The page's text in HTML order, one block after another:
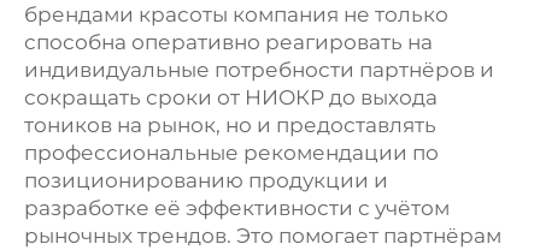
брендами красоты компания не только
способна оперативно реагировать на
индивидуальные потребности партнёров и
сокращать сроки от НИОКР до выхода
тоников на рынок, но и предоставлять
профессиональные рекомендации по
позиционированию продукции и
разработке её эффективности с учётом
рыночных трендов. Это помогает партнёрам